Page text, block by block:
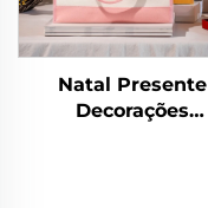
Natal Presente
Decorações